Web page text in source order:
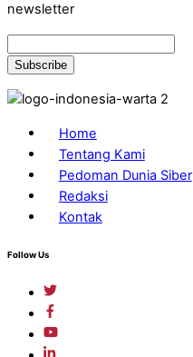
newsletter
Home
Tentang Kami
Pedoman Dunia Siber
Redaksi
Kontak
Follow Us